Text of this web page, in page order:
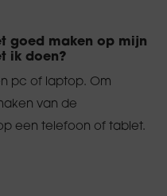
goed maken op mijn
ik doen?
pc of laptop. Om
van de
een telefoon of tablet.